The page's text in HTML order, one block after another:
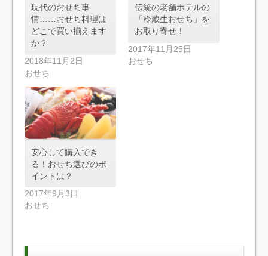
現代のおせち事
情……おせち料理は
どこで買い揃えます
か？
2018年11月2日
おせち
伝統の老舗ホテルの
「冷蔵生おせち」を
お取り寄せ！
2017年11月25日
おせち
安心して購入でき
る！おせち選びのポ
イントは？
2017年9月3日
おせち